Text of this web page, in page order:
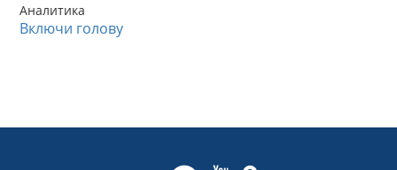
Аналитика
Включи голову